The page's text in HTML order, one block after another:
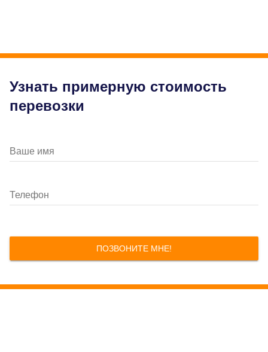
Узнать примерную стоимость
перевозки
Ваше имя
Телефон
ПОЗВОНИТЕ МНЕ!